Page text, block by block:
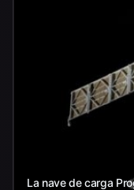
La nave de carga